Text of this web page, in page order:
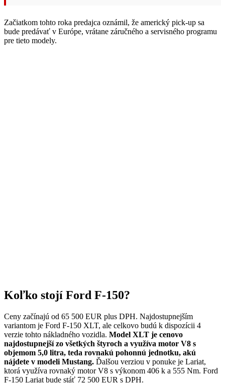
Začiatkom tohto roka predajca oznámil, že americký pick-up sa
bude predávať v Európe, vrátane záručného a servisného programu
pre tieto modely.
Koľko stojí Ford F-150?
Ceny začínajú od 65 500 EUR plus DPH. Najdostupnejším
variantom je Ford F-150 XLT, ale celkovo budú k dispozícii 4
verzie tohto nákladného vozidla. Model XLT je cenovo
najdostupnejší zo všetkých štyroch a využíva motor V8 s
objemom 5,0 litra, teda rovnakú pohonnú jednotku, akú
nájdete v modeli Mustang. Ďalšou verziou v ponuke je Lariat,
ktorá využíva rovnaký motor V8 s výkonom 406 k a 555 Nm. Ford
F-150 Lariat bude stáť 72 500 EUR s DPH.